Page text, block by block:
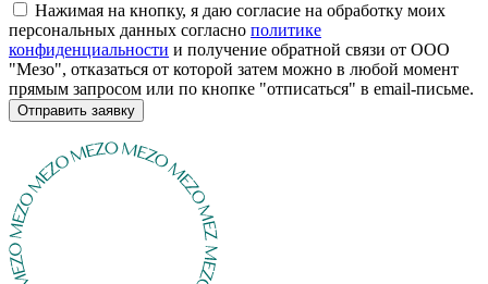
Нажимая на кнопку, я даю согласие на обработку моих
персональных данных согласно политике
конфиденциальности и получение обратной связи от ООО
"Мезо", отказаться от которой затем можно в любой момент
прямым запросом или по кнопке "отписаться" в email-письме.
Отправить заявку